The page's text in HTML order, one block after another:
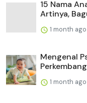
15 Nama
Artinya,
1 month ago
Mengenal
1 month ago